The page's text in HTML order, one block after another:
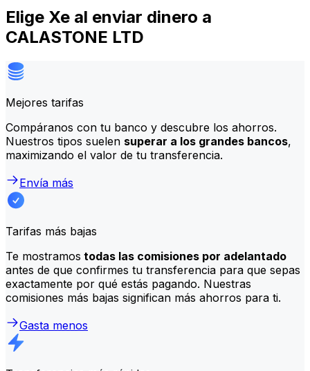
Elige Xe al enviar dinero a
CALASTONE LTD
Mejores tarifas
Compáranos con tu banco y descubre los ahorros.
Nuestros tipos suelen superar a los grandes bancos,
maximizando el valor de tu transferencia.
Envía más
Tarifas más bajas
Te mostramos todas las comisiones por adelantado
antes de que confirmes tu transferencia para que sepas
exactamente por qué estás pagando. Nuestras
comisiones más bajas significan más ahorros para ti.
Gasta menos